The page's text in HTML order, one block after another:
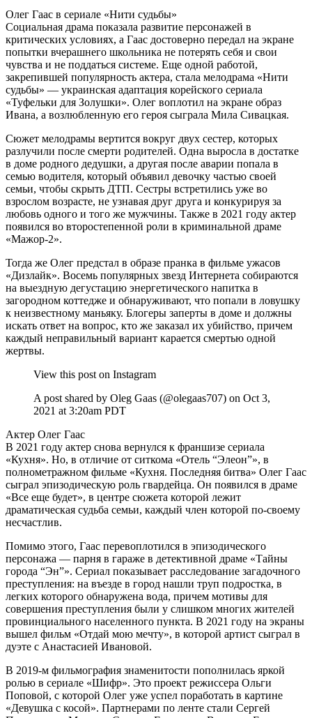
Олег Гаас в сериале «Нити судьбы»
Социальная драма показала развитие персонажей в
критических условиях, а Гаас достоверно передал на экране
попытки вчерашнего школьника не потерять себя и свои
чувства и не поддаться системе. Еще одной работой,
закрепившей популярность актера, стала мелодрама «Нити
судьбы» — украинская адаптация корейского сериала
«Туфельки для Золушки». Олег воплотил на экране образ
Ивана, а возлюбленную его героя сыграла Мила Сивацкая.
Сюжет мелодрамы вертится вокруг двух сестер, которых
разлучили после смерти родителей. Одна выросла в достатке
в доме родного дедушки, а другая после аварии попала в
семью водителя, который объявил девочку частью своей
семьи, чтобы скрыть ДТП. Сестры встретились уже во
взрослом возрасте, не узнавая друг друга и конкурируя за
любовь одного и того же мужчины. Также в 2021 году актер
появился во второстепенной роли в криминальной драме
«Мажор-2».
Тогда же Олег предстал в образе пранка в фильме ужасов
«Дизлайк». Восемь популярных звезд Интернета собираются
на выездную дегустацию энергетического напитка в
загородном коттедже и обнаруживают, что попали в ловушку
к неизвестному маньяку. Блогеры заперты в доме и должны
искать ответ на вопрос, кто же заказал их убийство, причем
каждый неправильный вариант карается смертью одной
жертвы.
View this post on Instagram
A post shared by Oleg Gaas (@olegaas707) on Oct 3,
2021 at 3:20am PDT
Актер Олег Гаас
В 2021 году актер снова вернулся к франшизе сериала
«Кухня». Но, в отличие от ситкома «Отель “Элеон”», в
полнометражном фильме «Кухня. Последняя битва» Олег Гаас
сыграл эпизодическую роль гвардейца. Он появился в драме
«Все еще будет», в центре сюжета которой лежит
драматическая судьба семьи, каждый член которой по-своему
несчастлив.
Помимо этого, Гаас перевоплотился в эпизодического
персонажа — парня в гараже в детективной драме «Тайны
города “Эн”». Сериал показывает расследование загадочного
преступления: на въезде в город нашли труп подростка, в
легких которого обнаружена вода, причем мотивы для
совершения преступления были у слишком многих жителей
провинциального населенного пункта. В 2021 году на экраны
вышел фильм «Отдай мою мечту», в которой артист сыграл в
дуэте с Анастасией Ивановой.
В 2019-м фильмография знаменитости пополнилась яркой
ролью в сериале «Шифр». Это проект режиссера Ольги
Поповой, с которой Олег уже успел поработать в картине
«Девушка с косой». Партнерами по ленте стали Сергей